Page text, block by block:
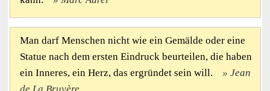
Man darf Menschen nicht wie ein Gemälde oder eine
Statue nach dem ersten Eindruck beurteilen, die haben
ein Inneres, ein Herz, das ergründet sein will.
Jean